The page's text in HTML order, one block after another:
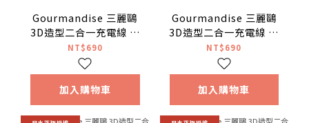
Gourmandise 三麗鷗
3D造型二合一充電線 日
本國內版 大耳狗
NT$690
加入購物車
Gourmandise 三麗鷗
3D造型二合一充電線 日
本國內版 酷洛米
NT$690
加入購物車